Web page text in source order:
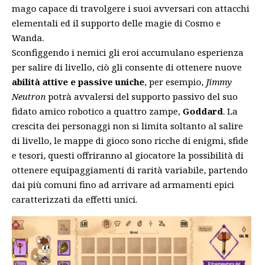
mago capace di travolgere i suoi avversari con attacchi
elementali ed il supporto delle magie di Cosmo e
Wanda.
Sconfiggendo i nemici gli eroi accumulano esperienza
per salire di livello, ciò gli consente di ottenere nuove
abilità attive e passive uniche, per esempio, Jimmy
Neutron potrà avvalersi del supporto passivo del suo
fidato amico robotico a quattro zampe, Goddard. La
crescita dei personaggi non si limita soltanto al salire
di livello, le mappe di gioco sono ricche di enigmi, sfide
e tesori, questi offriranno al giocatore la possibilità di
ottenere equipaggiamenti di rarità variabile, partendo
dai più comuni fino ad arrivare ad armamenti epici
caratterizzati da effetti unici.